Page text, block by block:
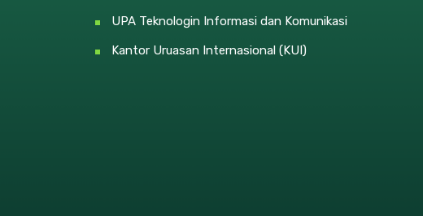
UPA Teknologin Informasi dan Komunikasi
Kantor Uruasan Internasional (KUI)